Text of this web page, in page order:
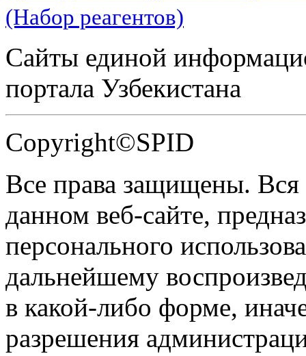
(Набор реагентов)
Сайты единой
портала Узбекистана
Copyright©SPID
Все права защищены.
данном веб-сайте,
персонального
дальнейшему
в какой-либо форме,
разрешения